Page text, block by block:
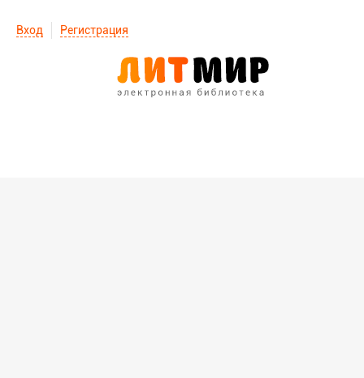
Вход Регистрация